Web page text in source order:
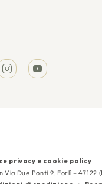
InstagramYouTube
di
privacy e cookie policy
Due Ponti 9, Forlì – 47122